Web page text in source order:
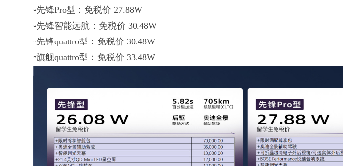
▫️先锋Pro型：免税价 27.88W
▫️先锋智能远航：免税价 30.48W
▫️先锋quattro型：免税价 30.48W
▫️旗舰quattro型：免税价 33.48W